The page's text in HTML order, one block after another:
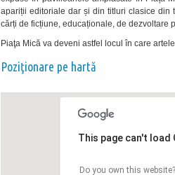
apariții editoriale dar și din titluri clasice din
cărți de ficțiune, educaționale, de dezvoltare
Piaţa Mică va deveni astfel locul în care
Poziţionare pe hartă
This page can't
Do you own this website?